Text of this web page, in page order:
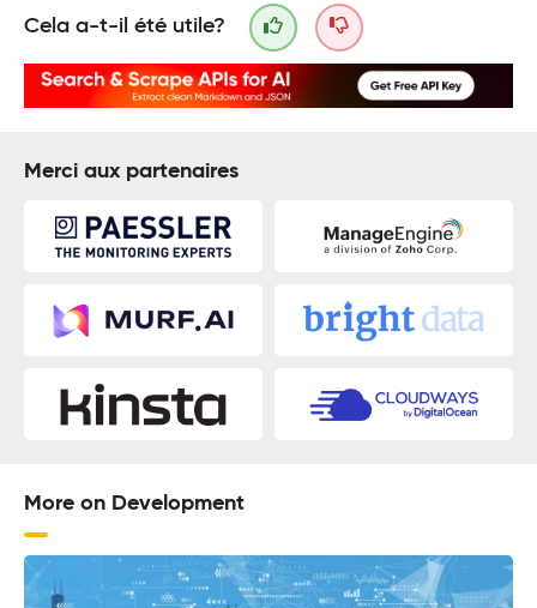
Cela a-t-il été utile?
Merci aux partenaires
More on Development